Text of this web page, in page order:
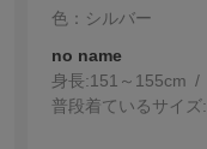
色：シルバー
no name
身長:151～155cm
普段着ているサイズ: